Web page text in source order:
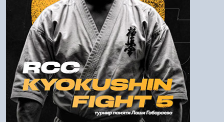
Войти
Напомнить пароль
Регистрация